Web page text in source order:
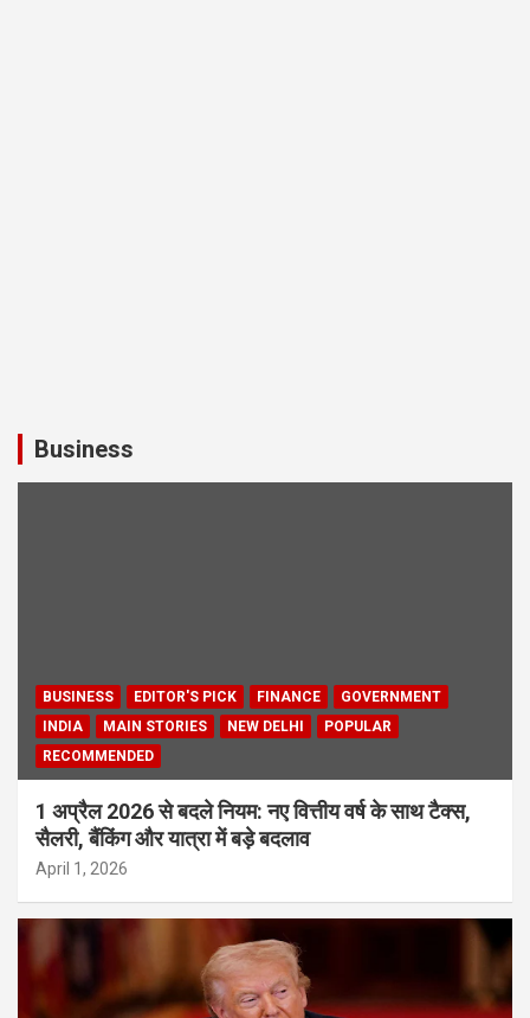
Business
BUSINESS EDITOR'S PICK FINANCE
GOVERNMENT
INDIA
MAIN STORIES NEW DELHI
POPULAR
RECOMMENDED
1 अप्रैल 2026 से बदले नियम: नए वित्तीय वर्ष के साथ टैक्स,
सैलरी, बैंकिंग और यात्रा में बड़े बदलाव
April 1, 2026